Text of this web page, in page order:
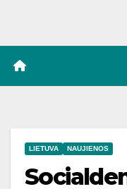
LIETUVA NAUJIENOS